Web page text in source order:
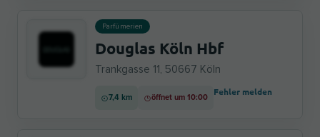
Parfümerien
Douglas Köln Hbf
Trankgasse 11, 50667 Köln
7,4 km öffnet um 10:00
Fehler melden